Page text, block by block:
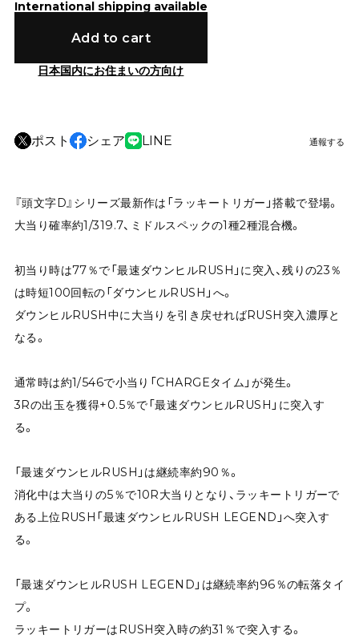
International shipping available
Add to cart
日本国内にお住まいの方向け
ポスト シェア LINE 通報する
『頭文字D』シリーズ最新作は「ラッキートリガー」搭載で登場。
大当り確率約1/319.7、ミドルスペックの1種2種混合機。
初当り時は77％で「最速ダウンヒルRUSH」に突入、残りの23％
は時短100回転の「ダウンヒルRUSH」へ。
ダウンヒルRUSH中に大当りを引き戻せればRUSH突入濃厚と
なる。
通常時は約1/546で小当り「CHARGEタイム」が発生。
3Rの出玉を獲得+0.5％で「最速ダウンヒルRUSH」に突入す
る。
「最速ダウンヒルRUSH」は継続率約90％。
消化中は大当りの5％で10R大当りとなり、ラッキートリガーで
ある上位RUSH「最速ダウンヒルRUSH LEGEND」へ突入す
る。
「最速ダウンヒルRUSH LEGEND」は継続率約96％の転落タイ
プ。
ラッキートリガーはRUSH突入時の約31％で突入する。